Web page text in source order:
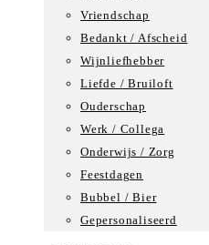
Vriendschap
Bedankt / Afscheid
Wijnliefhebber
Liefde / Bruiloft
Ouderschap
Werk / Collega
Onderwijs / Zorg
Feestdagen
Bubbel / Bier
Gepersonaliseerd